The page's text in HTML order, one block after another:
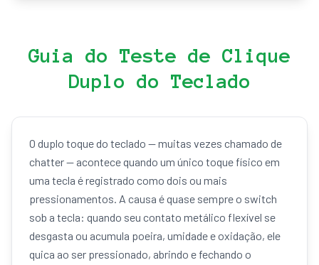
Guia do Teste de Clique
Duplo do Teclado
O duplo toque do teclado — muitas vezes chamado de
chatter — acontece quando um único toque físico em
uma tecla é registrado como dois ou mais
pressionamentos. A causa é quase sempre o switch
sob a tecla: quando seu contato metálico flexível se
desgasta ou acumula poeira, umidade e oxidação, ele
quica ao ser pressionado, abrindo e fechando o